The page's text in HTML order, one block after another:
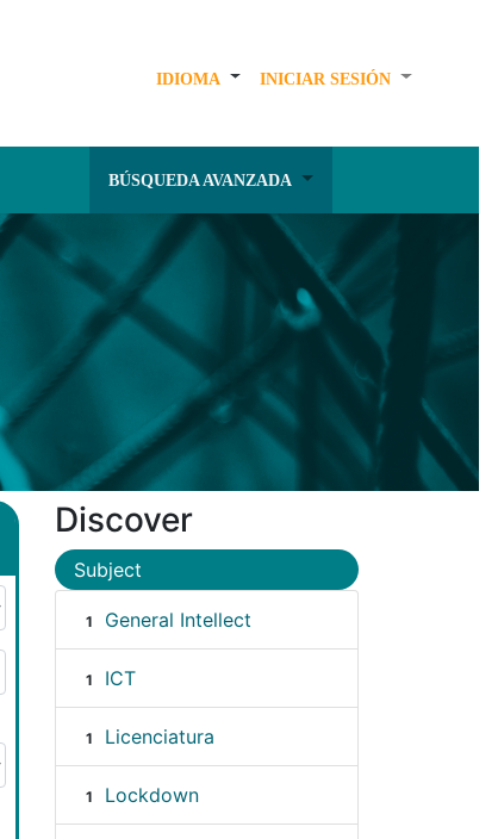
IDIOMA INICIAR SESIÓN
BÚSQUEDA AVANZADA
Discover
Subject
1 General Intellect
1 ICT
1 Licenciatura
1 Lockdown